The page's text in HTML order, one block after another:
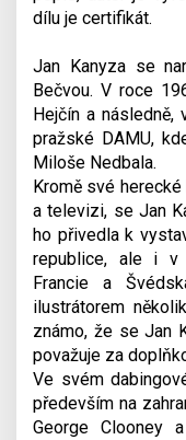
dílu je certifikát.
Jan Kanyza se
Bečvou. V roce
Hejčín a
pražské DAMU,
Miloše Nedbala.
Kromě své
a televizi, se Jan
ho přivedla k
republice, ale i v
Francie a
ilustrátorem
známo, že se Jan
považuje za
Ve svém
především na
George Clooney